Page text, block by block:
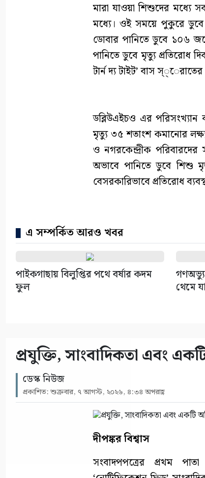
মারা যাওয়া শিশুদের
মধ্যে। ওই সময়ে পুকুরে
ডোবার পানিতে ডুবে ১০৬
পানিতে ডুবে মৃত্যু প্রতিরোধ
টার্ন দ্য টাইট’ বাস
ডব্লিউএইচও এর পরিসংখ্যান
মৃত্যু ৩৫ শতাংশ কমানোর লক্ষ্য
ও নগরকেন্দ্রীক
অভাবে পানিতে ডুবে শিশু
বেসরকারিভাবে প্রতিরোধ
এ সম্পর্কিত আরও খবর
পাইকগাছায় বিলুপ্তির পথে বর্ষার কদম
ফুল
থেমে
প্রযুক্তি, সাংবাদিকতা এবং একটি
ডেস্ক নিউজ
প্রকাশিত: শুক্রবার, ৭ আগস্ট, ২০২৬, ৪:৩৪ অপরাহ্ণ
দীপঙ্কর বিশ্বাস
সংবাদপপত্রের প্রথম